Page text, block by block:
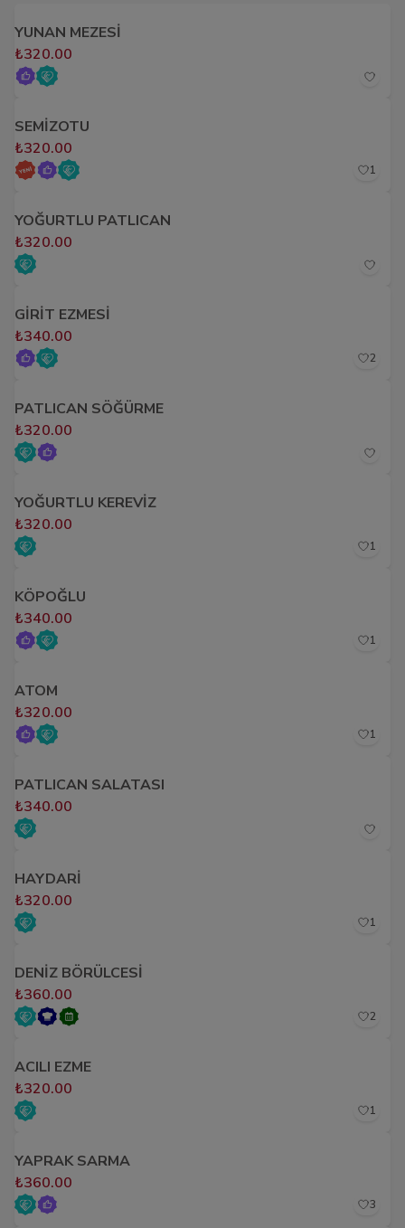
YUNAN MEZESİ
₺320.00
SEMİZOTU
₺320.00
1
YOĞURTLU PATLICAN
₺320.00
GİRİT EZMESİ
₺340.00
2
PATLICAN SÖĞÜRME
₺320.00
YOĞURTLU KEREVİZ
₺320.00
1
KÖPOĞLU
₺340.00
1
ATOM
₺320.00
1
PATLICAN SALATASI
₺340.00
HAYDARİ
₺320.00
1
DENİZ BÖRÜLCESİ
₺360.00
2
ACILI EZME
₺320.00
1
YAPRAK SARMA
₺360.00
3